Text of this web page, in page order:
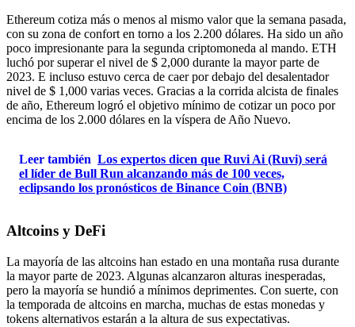
Ethereum cotiza más o menos al mismo valor que la semana pasada,
con su zona de confort en torno a los 2.200 dólares. Ha sido un año
poco impresionante para la segunda criptomoneda al mando. ETH
luchó por superar el nivel de $ 2,000 durante la mayor parte de
2023. E incluso estuvo cerca de caer por debajo del desalentador
nivel de $ 1,000 varias veces. Gracias a la corrida alcista de finales
de año, Ethereum logró el objetivo mínimo de cotizar un poco por
encima de los 2.000 dólares en la víspera de Año Nuevo.
Leer también Los expertos dicen que Ruvi Ai (Ruvi) será
el líder de Bull Run alcanzando más de 100 veces,
eclipsando los pronósticos de Binance Coin (BNB)
Altcoins y DeFi
La mayoría de las altcoins han estado en una montaña rusa durante
la mayor parte de 2023. Algunas alcanzaron alturas inesperadas,
pero la mayoría se hundió a mínimos deprimentes. Con suerte, con
la temporada de altcoins en marcha, muchas de estas monedas y
tokens alternativos estarán a la altura de sus expectativas.